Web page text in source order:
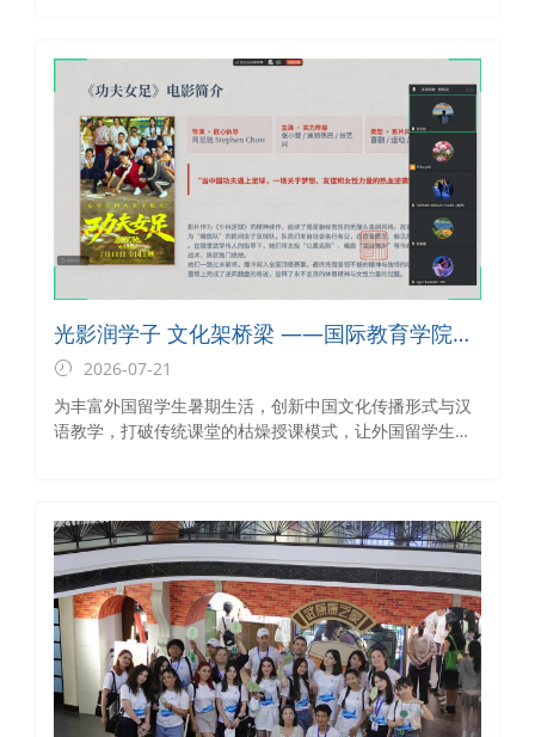
光影润学子 文化架桥梁 ——国际教育学院组
织外国留学生暑期中国电影线上赏析活动
2026-07-21
为丰富外国留学生暑期生活，创新中国文化传播形式与汉
语教学，打破传统课堂的枯燥授课模式，让外国留学生沉
仙！》等三部优质国产影片，采用“观影赏析+文化解读+汉
语实训+交流分享”的多元形式，让各国留学生在光影故事
中精进汉语能力、读懂中国精神、体悟传统文化魅力。